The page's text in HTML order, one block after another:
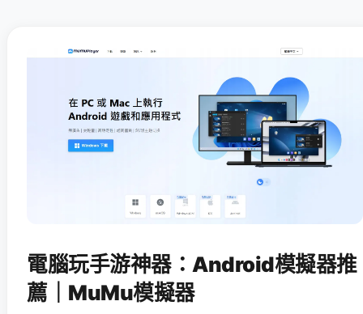
電腦玩手游神器：Android模擬器推
薦｜MuMu模擬器